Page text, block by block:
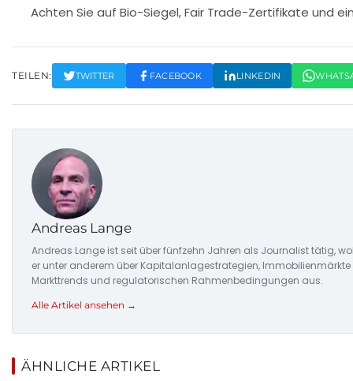
Achten Sie auf Bio-Siegel, Fair Trade-Zertifikate und
TEILEN: TWITTER FACEBOOK LINKEDIN
Andreas Lange
Andreas Lange ist seit über fünfzehn Jahren als Journalist tätig,
er unter anderem über Kapitalanlagestrategien,
Markttrends und regulatorischen Rahmenbedingungen aus.
Alle Artikel ansehen →
ÄHNLICHE ARTIKEL